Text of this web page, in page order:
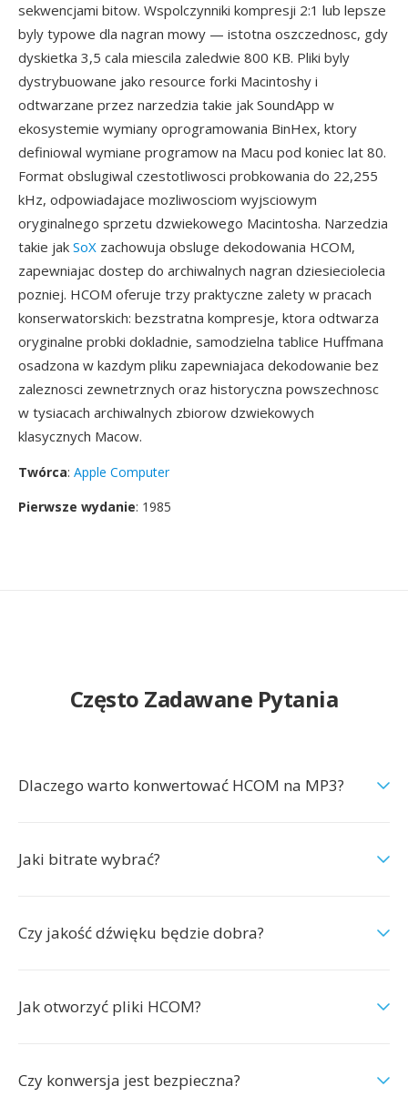
sekwencjami bitow. Wspolczynniki kompresji 2:1 lub lepsze
byly typowe dla nagran mowy — istotna oszczednosc, gdy
dyskietka 3,5 cala miescila zaledwie 800 KB. Pliki byly
dystrybuowane jako resource forki Macintoshy i
odtwarzane przez narzedzia takie jak SoundApp w
ekosystemie wymiany oprogramowania BinHex, ktory
definiowal wymiane programow na Macu pod koniec lat 80.
Format obslugiwal czestotliwosci probkowania do 22,255
kHz, odpowiadajace mozliwosciom wyjsciowym
oryginalnego sprzetu dzwiekowego Macintosha. Narzedzia
takie jak SoX zachowuja obsluge dekodowania HCOM,
zapewniajac dostep do archiwalnych nagran dziesieciolecia
pozniej. HCOM oferuje trzy praktyczne zalety w pracach
konserwatorskich: bezstratna kompresje, ktora odtwarza
oryginalne probki dokladnie, samodzielna tablice Huffmana
osadzona w kazdym pliku zapewniajaca dekodowanie bez
zaleznosci zewnetrznych oraz historyczna powszechnosc
w tysiacach archiwalnych zbiorow dzwiekowych
klasycznych Macow.
Twórca: Apple Computer
Pierwsze wydanie: 1985
Często Zadawane Pytania
Dlaczego warto konwertować HCOM na MP3?
Jaki bitrate wybrać?
Czy jakość dźwięku będzie dobra?
Jak otworzyć pliki HCOM?
Czy konwersja jest bezpieczna?